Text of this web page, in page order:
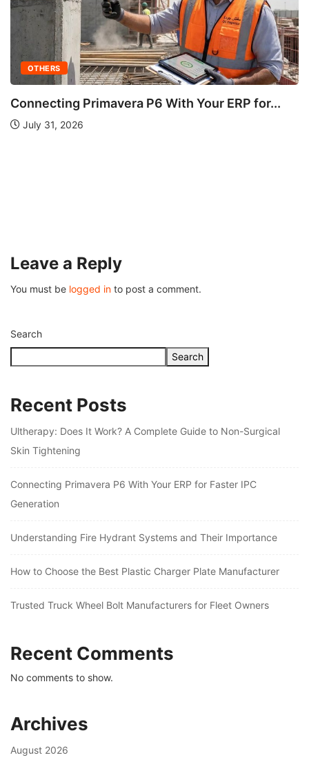
Leave a Reply
You must be logged in to post a comment.
Search
Search
Recent Posts
Ultherapy: Does It Work? A Complete Guide to Non-Surgical
Skin Tightening
Connecting Primavera P6 With Your ERP for Faster IPC
Generation
Understanding Fire Hydrant Systems and Their Importance
How to Choose the Best Plastic Charger Plate Manufacturer
Trusted Truck Wheel Bolt Manufacturers for Fleet Owners
Recent Comments
No comments to show.
Archives
August 2026